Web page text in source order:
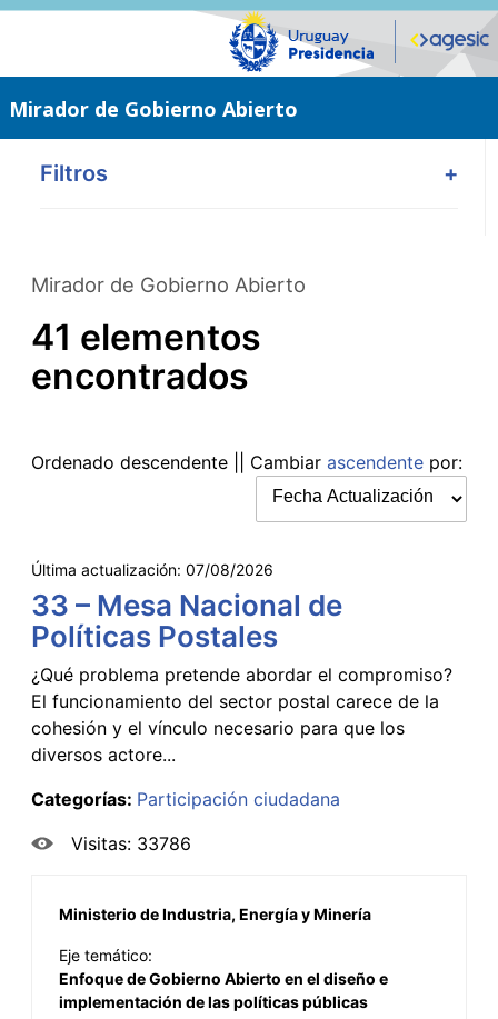
Saltar
Mirador de Gobierno Abierto
Filtros +
Mirador de Gobierno Abierto
41 elementos
encontrados
Ordenado descendente || Cambiar ascendente por:
Última actualización: 07/08/2026
33 – Mesa Nacional de
Políticas Postales
¿Qué problema pretende abordar el compromiso?
El funcionamiento del sector postal carece de la
cohesión y el vínculo necesario para que los
diversos actore...
Categorías: Participación ciudadana
Visitas: 33786
Ministerio de Industria, Energía y Minería
Eje temático:
Enfoque de Gobierno Abierto en el diseño e
implementación de las políticas públicas